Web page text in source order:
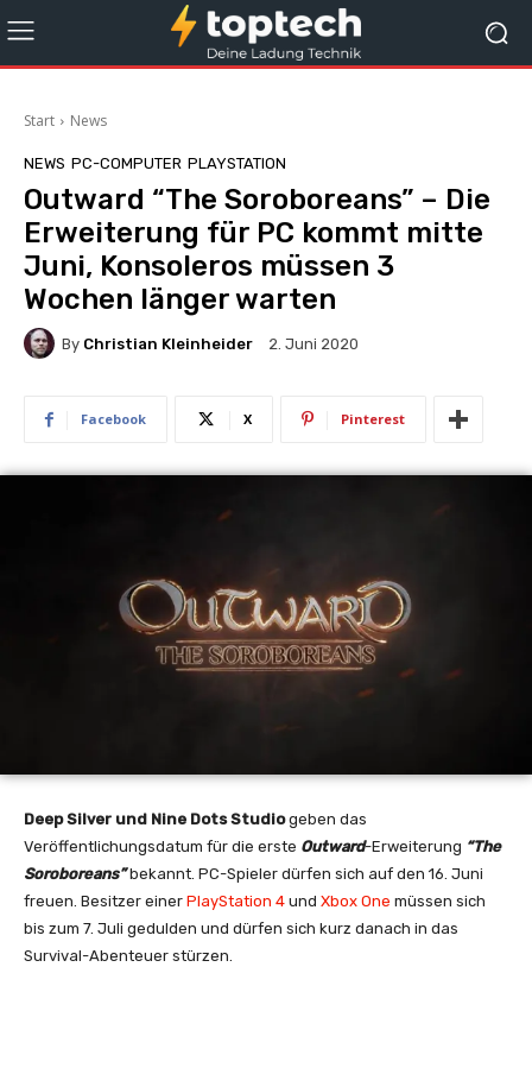
Start News
NEWS PC-COMPUTER PLAYSTATION
Outward “The Soroboreans” – Die
Erweiterung für PC kommt mitte
Juni, Konsoleros müssen 3
Wochen länger warten
By Christian Kleinheider 2. Juni 2020
Facebook X Pinterest
Deep Silver und Nine Dots Studiogeben das
Veröffentlichungsdatum für die erste Outward-Erweiterung “The
Soroboreans”bekannt. PC-Spieler dürfen sich auf den 16. Juni
freuen. Besitzer einer PlayStation 4 und Xbox One müssen sich
bis zum 7. Juli gedulden und dürfen sich kurz danach in das
Survival-Abenteuer stürzen.